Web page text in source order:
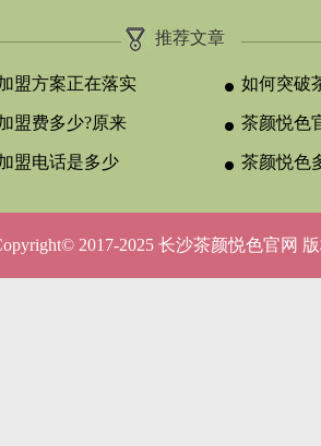
推荐文章
盟方案正在落实 如何突破
颈？
盟费多少?原来 茶颜悦色
晚吗？
盟电话是多少 茶颜悦色
2017-2025 长沙茶颜悦色官网